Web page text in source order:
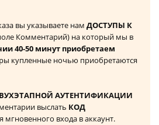
вы указываете нам ДОСТУПЫ К
Комментарий) на который мы в
40-50 минут приобретаем
купленные ночью приобретаются
АУТЕНТИФИКАЦИИ
выслать КОД
мгновенного входа в аккаунт.